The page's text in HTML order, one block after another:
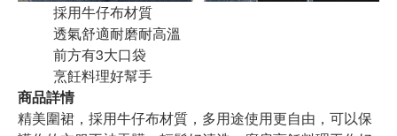
採用牛仔布材質
透氣舒適耐磨耐高溫
前方有3大口袋
烹飪料理好幫手
商品詳情
精美圍裙，採用牛仔布材質，多用途使用更自由，可以保